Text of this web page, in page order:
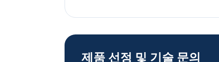
제품 선정 및 기술 문의